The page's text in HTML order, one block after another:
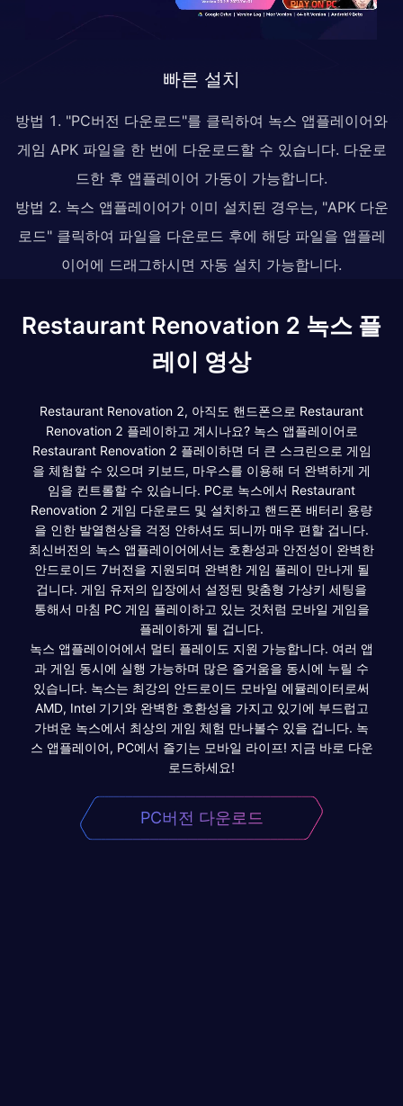
빠른 설치
방법 1. "PC버전 다운로드"를 클릭하여 녹스 앱플레이어와
게임 APK 파일을 한 번에 다운로드할 수 있습니다. 다운로
드한 후 앱플레이어 가동이 가능합니다.
방법 2. 녹스 앱플레이어가 이미 설치된 경우는, "APK 다운
로드" 클릭하여 파일을 다운로드 후에 해당 파일을 앱플레
이어에 드래그하시면 자동 설치 가능합니다.
Restaurant Renovation 2 녹스 플
레이 영상
Restaurant Renovation 2, 아직도 핸드폰으로 Restaurant
Renovation 2 플레이하고 계시나요? 녹스 앱플레이어로
Restaurant Renovation 2 플레이하면 더 큰 스크린으로 게임
을 체험할 수 있으며 키보드, 마우스를 이용해 더 완벽하게 게
임을 컨트롤할 수 있습니다. PC로 녹스에서 Restaurant
Renovation 2 게임 다운로드 및 설치하고 핸드폰 배터리 용량
을 인한 발열현상을 걱정 안하셔도 되니까 매우 편할 겁니다.
최신버전의 녹스 앱플레이어에서는 호환성과 안전성이 완벽한
안드로이드 7버전을 지원되며 완벽한 게임 플레이 만나게 될
겁니다. 게임 유저의 입장에서 설정된 맞춤형 가상키 세팅을
통해서 마침 PC 게임 플레이하고 있는 것처럼 모바일 게임을
플레이하게 될 겁니다.
녹스 앱플레이어에서 멀티 플레이도 지원 가능합니다. 여러 앱
과 게임 동시에 실행 가능하며 많은 즐거움을 동시에 누릴 수
있습니다. 녹스는 최강의 안드로이드 모바일 에뮬레이터로써
AMD, Intel 기기와 완벽한 호환성을 가지고 있기에 부드럽고
가벼운 녹스에서 최상의 게임 체험 만나볼수 있을 겁니다. 녹
스 앱플레이어, PC에서 즐기는 모바일 라이프! 지금 바로 다운
로드하세요!
PC버전 다운로드